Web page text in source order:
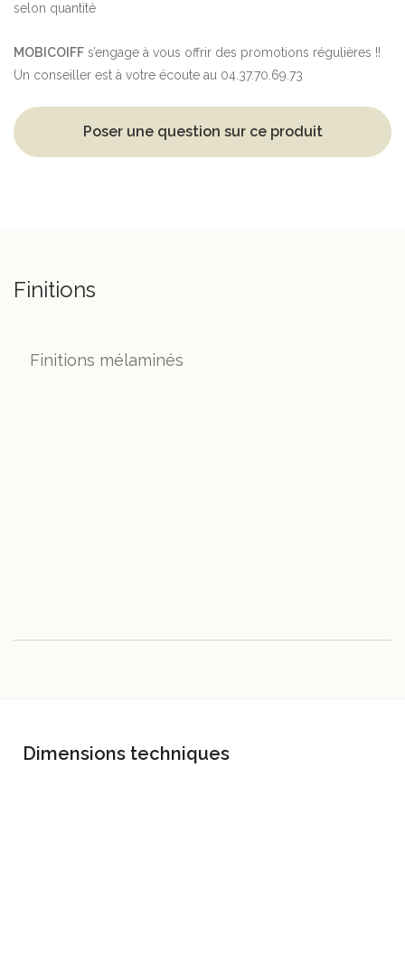
selon quantité
MOBICOIFF s’engage à vous offrir des promotions régulières !!
Un conseiller est à votre écoute au 04.37.70.69.73
Poser une question sur ce produit
Finitions
Finitions mélaminés
Dimensions techniques